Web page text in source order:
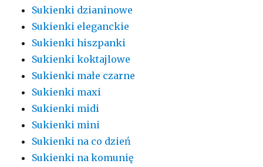
Sukienki dzianinowe
Sukienki eleganckie
Sukienki hiszpanki
Sukienki koktajlowe
Sukienki małe czarne
Sukienki maxi
Sukienki midi
Sukienki mini
Sukienki na co dzień
Sukienki na komunię